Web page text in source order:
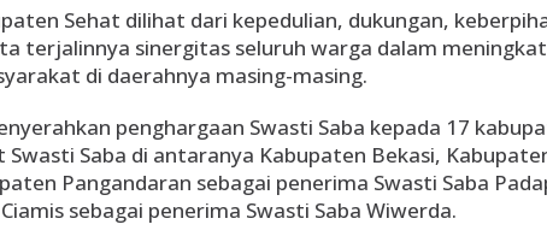
Sehat dilihat dari kepedulian, dukungan,
terjalinnya sinergitas seluruh warga dalam
di daerahnya masing-masing.
penghargaan Swasti Saba kepada 17
Saba di antaranya Kabupaten Bekasi,
Pangandaran sebagai penerima Swasti Saba
sebagai penerima Swasti Saba Wiwerda.